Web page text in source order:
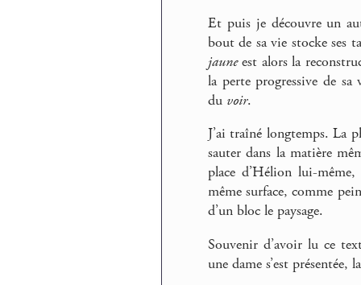
Et puis je découvre un
bout de sa vie stocke ses
jauneest alors la
la perte progressive de
du voir.
J’ai traîné longtemps. La
sauter dans la matière
place d’Hélion lui-
même surface, comme
d’un bloc le paysage.
Souvenir d’avoir lu ce
une dame s’est présentée,